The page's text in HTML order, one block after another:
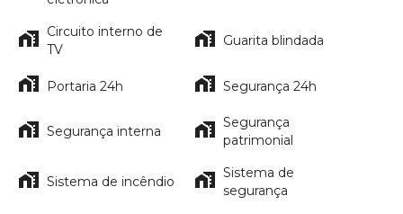
Circuito interno de
TV
Guarita blindada
Portaria 24h Segurança 24h
Segurança interna
Segurança
patrimonial
Sistema de incêndio
Sistema de
segurança